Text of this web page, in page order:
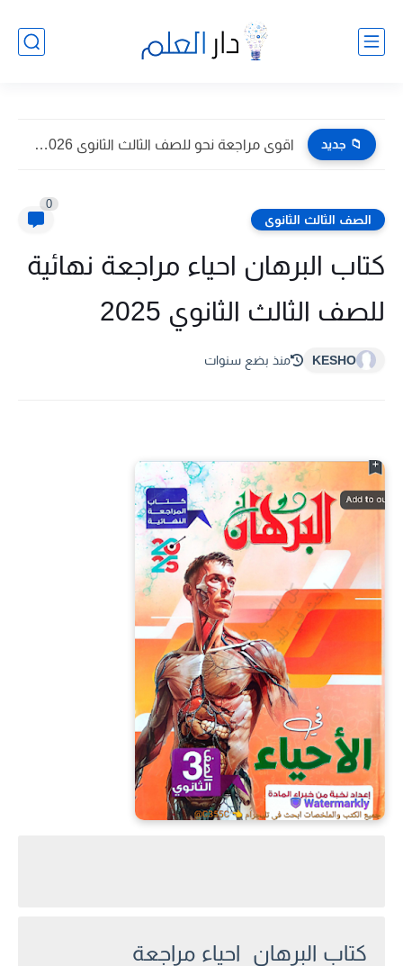
📁 جديد اقوى مراجعة نحو للصف الثالث الثانوى 2026 pdf اعداد توجيه...
الصف الثالث الثانوى
0
كتاب البرهان احياء مراجعة نهائية
للصف الثالث الثانوي 2025
KESHO منذ بضع سنوات
كتاب البرهان احياء مراجعة